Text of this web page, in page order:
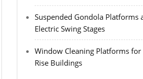
Suspended Gondola Platforms
Electric Swing Stages
Window Cleaning Platforms for
Rise Buildings